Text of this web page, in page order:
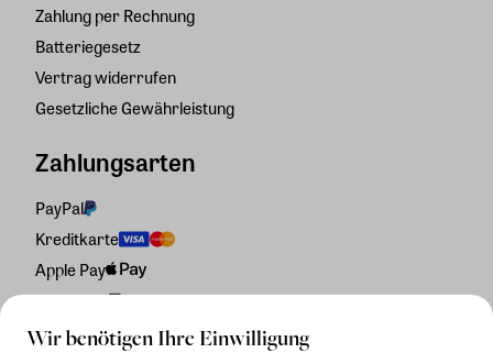
Wir benötigen Ihre Einwilligung
Zahlung per Rechnung
Batteriegesetz
Vertrag widerrufen
Gesetzliche Gewährleistung
Zahlungsarten
PayPal
Kreditkarte
Apple Pay
Rechnung